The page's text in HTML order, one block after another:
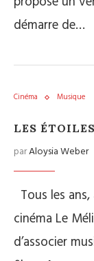
démarre de…
Cinéma Musique
LES
parAloysia Weber
Tous les
cinéma Le
d’associer